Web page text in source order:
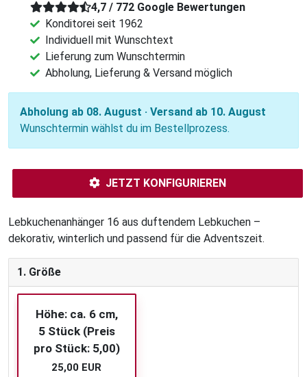
4,7 / 772 Google Bewertungen
Konditorei seit 1962
Individuell mit Wunschtext
Lieferung zum Wunschtermin
Abholung, Lieferung & Versand möglich
Abholung ab 08. August · Versand ab 10. August
Wunschtermin wählst du im Bestellprozess.
JETZT KONFIGURIEREN
Lebkuchenanhänger 16 aus duftendem Lebkuchen –
dekorativ, winterlich und passend für die Adventszeit.
1. Größe
Höhe: ca. 6 cm,
5 Stück (Preis
pro Stück: 5,00)
25,00 EUR